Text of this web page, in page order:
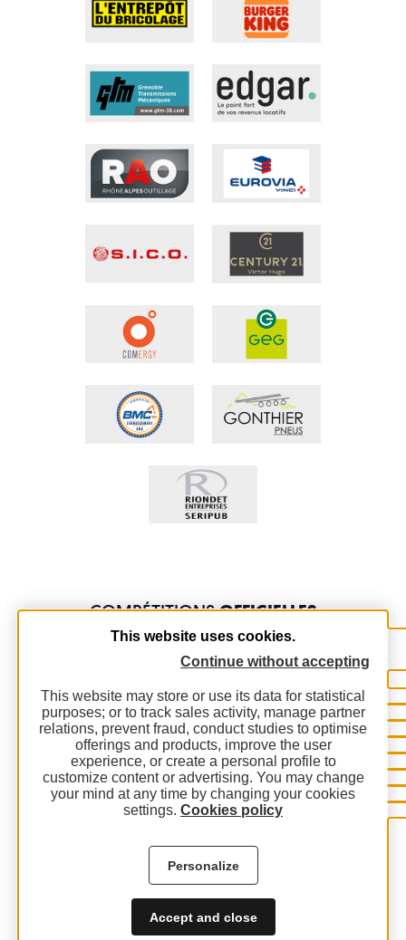
COMPÉTITIONSOFFICIELLES
This website uses cookies.
Continue without accepting
This website may store or use its data for statistical
purposes; or to track sales activity, manage partner
relations, prevent fraud, conduct studies to optimise
offerings and products, improve the user
experience, or create a personal profile to
customize content or advertising. You may change
your mind at any time by changing your cookies
settings. Cookies policy
Personalize
Accept and close